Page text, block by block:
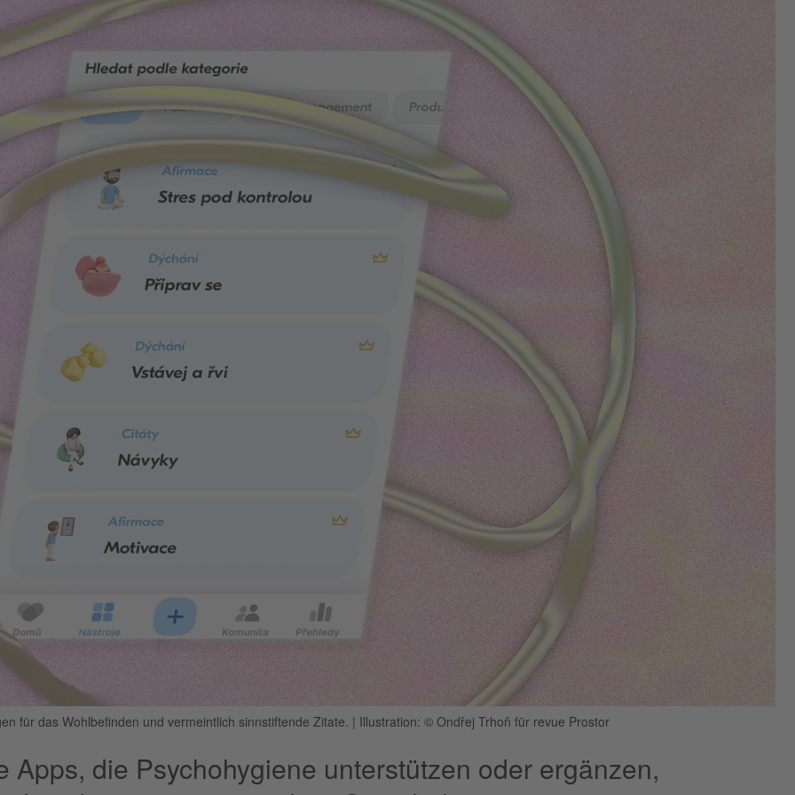
für das Wohlbefinden und vermeintlich sinnstiftende Zitate. | Illustration: © Ondřej Trhoň für revue Prostor
Apps, die Psychohygiene unterstützen oder ergänzen,